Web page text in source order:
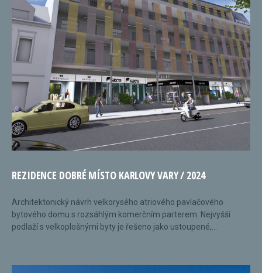
REZIDENCE DOBRÉ MÍSTO KARLOVY VARY / 2024
Architektonický návrh velkorysého atriového pavlačového
bytového domu s rozsáhlým komerčním parterem. Nejvyšší
podlaží s velkoplošnými byty je řešeno jako ustoupené,...